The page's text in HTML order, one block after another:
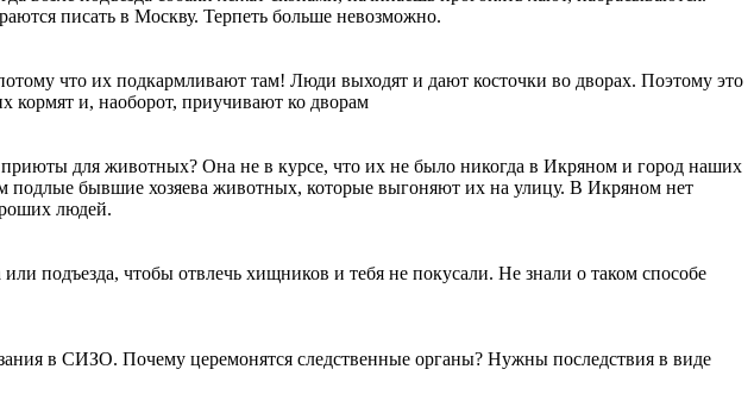
писать в Москву. Терпеть больше невозможно.
что их подкармливают там! Люди выходят и дают косточки во дворах. Поэтому это
кормят и, наоборот, приучивают ко дворам
для животных? Она не в курсе, что их не было никогда в Икряном и город наших
бывшие хозяева животных, которые выгоняют их на улицу. В Икряном нет
людей.
подъезда, чтобы отвлечь хищников и тебя не покусали. Не знали о таком способе
в СИЗО. Почему церемонятся следственные органы? Нужны последствия в виде